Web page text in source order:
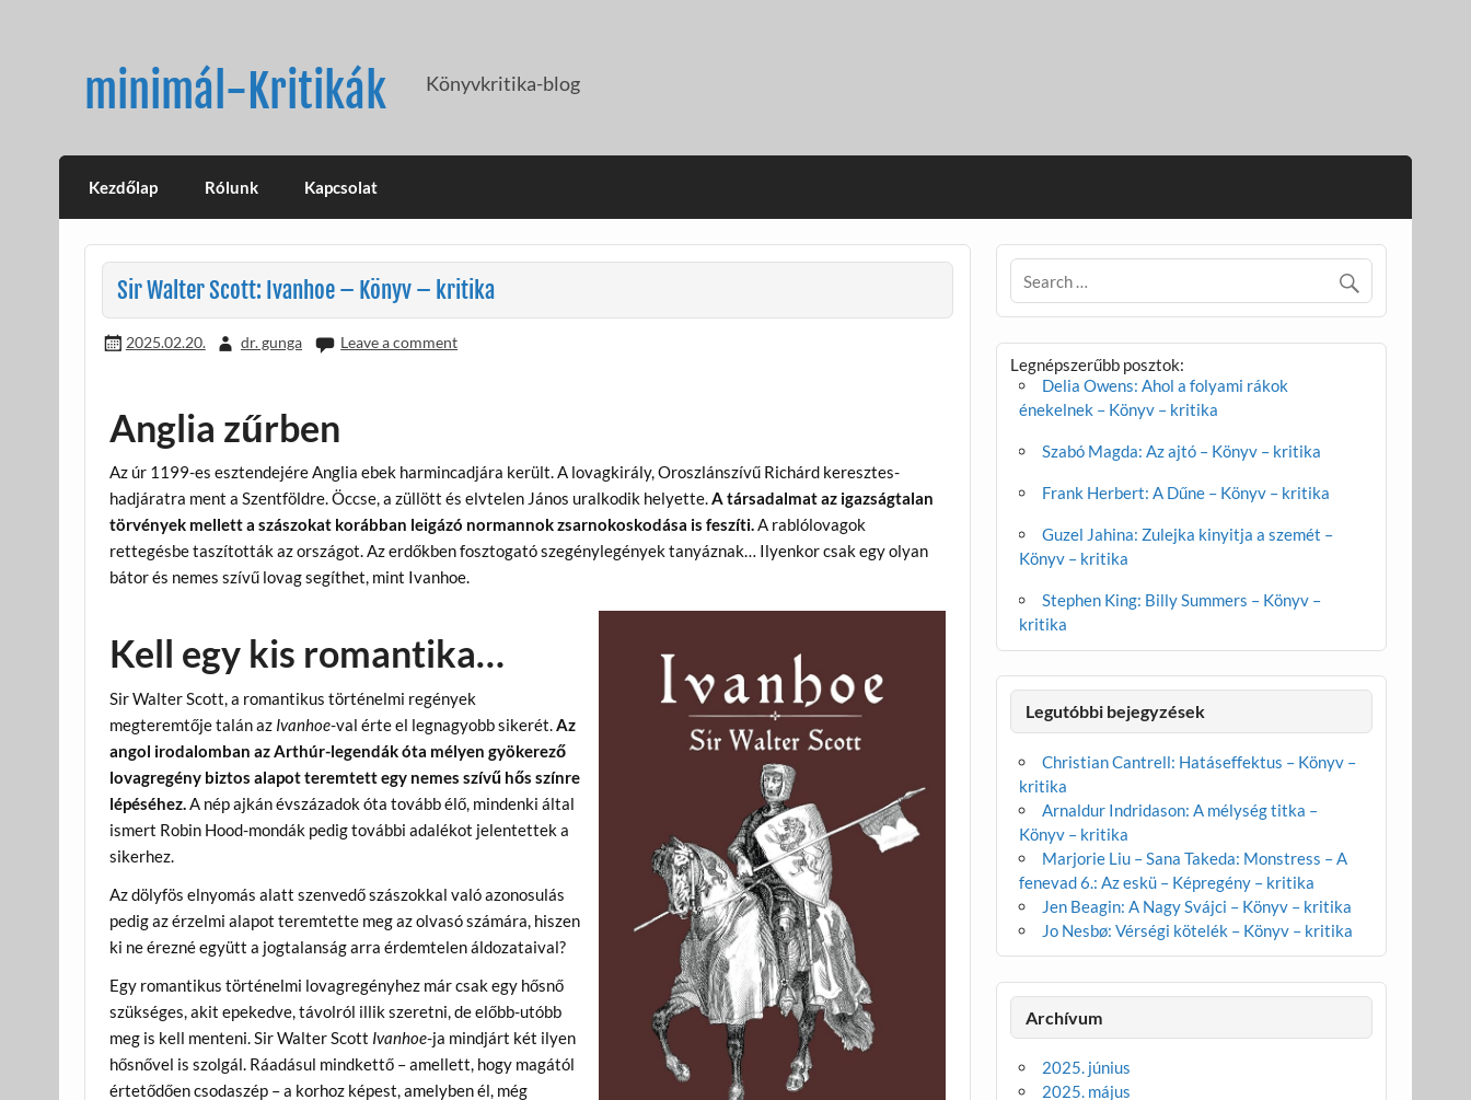
minimál-Kritikák Könyvkritika-blog
Kezdőlap Rólunk Kapcsolat
Sir Walter Scott: Ivanhoe – Könyv – kritika
2025.02.20. dr. gunga Leave a comment
Anglia zűrben
Az úr 1199-es esztendejére Anglia ebek harmincadjára került. A lovagkirály, Oroszlánszívű Richárd keresztes-
hadjáratra ment a Szentföldre. Öccse, a züllött és elvtelen János uralkodik helyette.A társadalmat az igazságtalan
törvények mellett a szászokat korábban leigázó normannok zsarnokoskodása is feszíti.A rablólovagok
rettegésbe taszították az országot. Az erdőkben fosztogató szegénylegények tanyáznak… Ilyenkor csak egy olyan
bátor és nemes szívű lovag segíthet, mint Ivanhoe.
Kell egy kis romantika…
Sir Walter Scott, a romantikus történelmi regények
megteremtője talán az Ivanhoe-val érte el legnagyobb sikerét.Az
angol irodalomban az Arthúr-legendák óta mélyen gyökerező
lovagregény biztos alapot teremtett egy nemes szívű hős színre
lépéséhez.A nép ajkán évszázadok óta tovább élő, mindenki által
ismert Robin Hood-mondák pedig további adalékot jelentettek a
sikerhez.
Az dölyfös elnyomás alatt szenvedő szászokkal való azonosulás
pedig az érzelmi alapot teremtette meg az olvasó számára, hiszen
ki ne érezné együtt a jogtalanság arra érdemtelen áldozataival?
Egy romantikus történelmi lovagregényhez már csak egy hősnő
szükséges, akit epekedve, távolról illik szeretni, de előbb-utóbb
meg is kell menteni. Sir Walter Scott Ivanhoe-ja mindjárt két ilyen
hősnővel is szolgál. Ráadásul mindkettő – amellett, hogy magától
értetődően csodaszép – a korhoz képest, amelyben él, még
Legnépszerűbb posztok:
Delia Owens: Ahol a folyami rákok
énekelnek – Könyv – kritika
Szabó Magda: Az ajtó – Könyv – kritika
Frank Herbert: A Dűne – Könyv – kritika
Guzel Jahina: Zulejka kinyitja a szemét –
Könyv – kritika
Stephen King: Billy Summers – Könyv –
kritika
Legutóbbi bejegyzések
Christian Cantrell: Hatáseffektus – Könyv –
kritika
Arnaldur Indridason: A mélység titka –
Könyv – kritika
Marjorie Liu – Sana Takeda: Monstress – A
fenevad 6.: Az eskü – Képregény – kritika
Jen Beagin: A Nagy Svájci – Könyv – kritika
Jo Nesbø: Vérségi kötelék – Könyv – kritika
Archívum
2025. június
2025. május